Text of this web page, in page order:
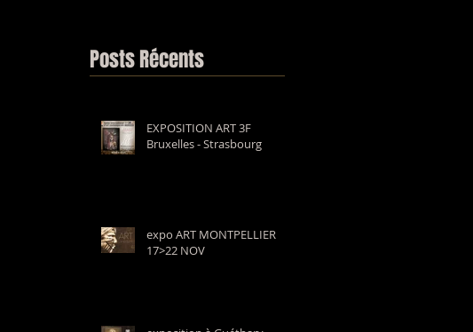
Posts Récents
EXPOSITION ART 3F
Bruxelles - Strasbourg
expo ART MONTPELLIER
17>22 NOV